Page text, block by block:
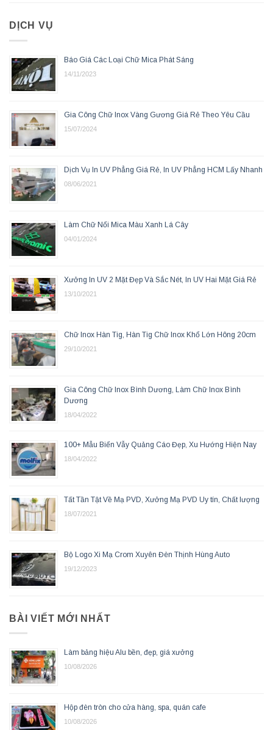
DỊCH VỤ
Báo Giá Các Loại Chữ Mica Phát Sáng
14/11/2023
Gia Công Chữ Inox Vàng Gương Giá Rẻ Theo Yêu Cầu
15/07/2024
Dịch Vụ In UV Phẳng Giá Rẻ, In UV Phẳng HCM Lấy Nhanh
08/06/2021
Làm Chữ Nổi Mica Màu Xanh Lá Cây
04/01/2024
Xưởng In UV 2 Mặt Đẹp Và Sắc Nét, In UV Hai Mặt Giá Rẻ
13/10/2021
Chữ Inox Hàn Tig, Hàn Tig Chữ Inox Khổ Lớn Hông 20cm
29/10/2021
Gia Công Chữ Inox Bình Dương, Làm Chữ Inox Bình
Dương
18/04/2022
100+ Mẫu Biển Vẫy Quảng Cáo Đẹp, Xu Hướng Hiện Nay
18/04/2022
Tất Tần Tật Về Mạ PVD, Xưởng Mạ PVD Uy tín, Chất lượng
18/07/2021
Bộ Logo Xi Mạ Crom Xuyên Đèn Thịnh Hùng Auto
19/12/2023
BÀI VIẾT MỚI NHẤT
Làm bảng hiệu Alu bền, đẹp, giá xưởng
10/08/2026
Hộp đèn tròn cho cửa hàng, spa, quán cafe
10/08/2026